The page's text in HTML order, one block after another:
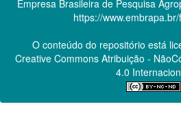
Empresa Brasileira de Pesquisa
https://
O conteúdo do repositório está
Creative CommonsAtribuição -
4.0